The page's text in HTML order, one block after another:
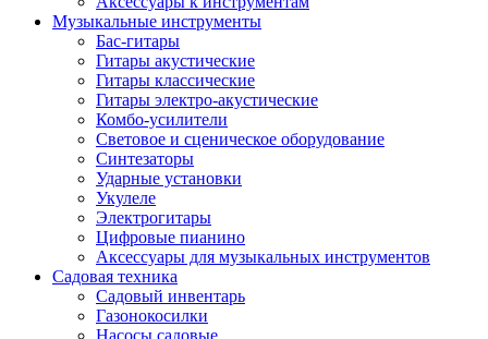
Музыкальные инструменты
Бас-гитары
Гитары акустические
Гитары классические
Гитары электро-акустические
Комбо-усилители
Световое и сценическое оборудование
Синтезаторы
Ударные установки
Укулеле
Электрогитары
Цифровые пианино
Аксессуары для музыкальных инструментов
Садовая техника
Садовый инвентарь
Газонокосилки
Насосы садовые